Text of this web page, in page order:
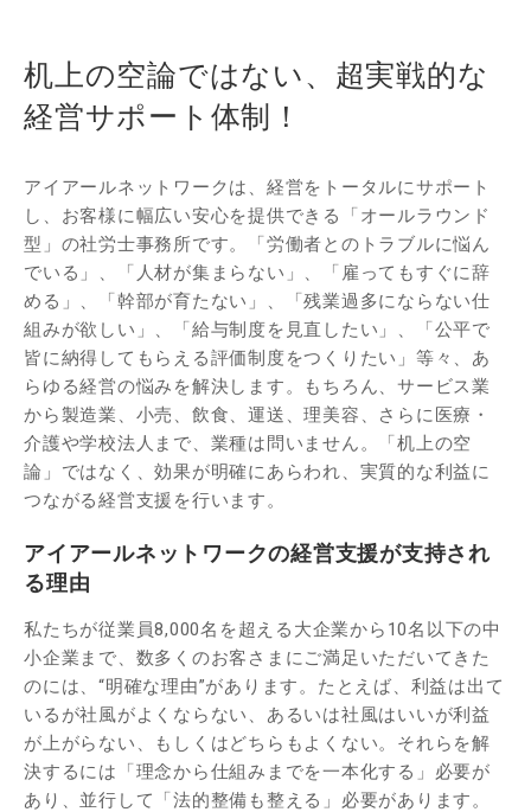
机上の空論ではない、超実戦的な
経営サポート体制！
アイアールネットワークは、経営をトータルにサポート
し、お客様に幅広い安心を提供できる「オールラウンド
型」の社労士事務所です。「労働者とのトラブルに悩ん
でいる」、「人材が集まらない」、「雇ってもすぐに辞
める」、「幹部が育たない」、「残業過多にならない仕
組みが欲しい」、「給与制度を見直したい」、「公平で
皆に納得してもらえる評価制度をつくりたい」等々、あ
らゆる経営の悩みを解決します。もちろん、サービス業
から製造業、小売、飲食、運送、理美容、さらに医療・
介護や学校法人まで、業種は問いません。「机上の空
論」ではなく、効果が明確にあらわれ、実質的な利益に
つながる経営支援を行います。
アイアールネットワークの経営支援が支持され
る理由
私たちが従業員8,000名を超える大企業から10名以下の中
小企業まで、数多くのお客さまにご満足いただいてきた
のには、“明確な理由”があります。たとえば、利益は出て
いるが社風がよくならない、あるいは社風はいいが利益
が上がらない、もしくはどちらもよくない。それらを解
決するには「理念から仕組みまでを一本化する」必要が
あり、並行して「法的整備も整える」必要があります。